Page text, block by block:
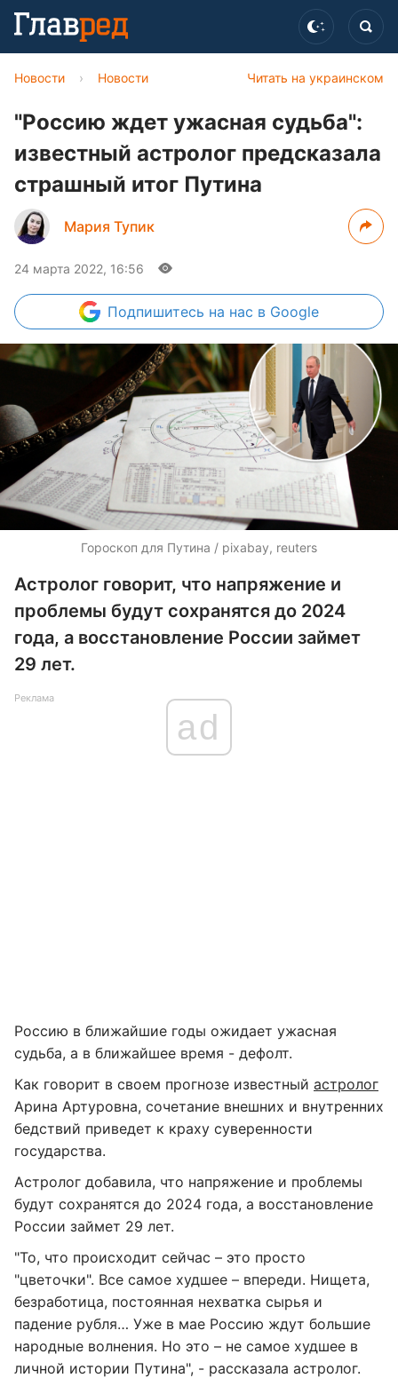
Читать на украинском
Новости › Новости
"Россию ждет ужасная судьба":
известный астролог предсказала
страшный итог Путина
Мария Тупик
24 марта 2022, 16:56
Подпишитесь на нас в Google
Гороскоп для Путина / pixabay, reuters
Астролог говорит, что напряжение и
проблемы будут сохранятся до 2024
года, а восстановление России займет
29 лет.
Реклама
ad
Россию в ближайшие годы ожидает ужасная
судьба, а в ближайшее время - дефолт.
Как говорит в своем прогнозе известный астролог
Арина Артуровна, сочетание внешних и внутренних
бедствий приведет к краху суверенности
государства.
Астролог добавила, что напряжение и проблемы
будут сохранятся до 2024 года, а восстановление
России займет 29 лет.
"То, что происходит сейчас – это просто
"цветочки". Все самое худшее – впереди. Нищета,
безработица, постоянная нехватка сырья и
падение рубля… Уже в мае Россию ждут большие
народные волнения. Но это – не самое худшее в
личной истории Путина", - рассказала астролог.